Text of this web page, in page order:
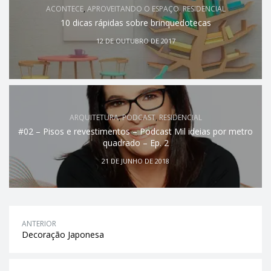
ACONTECE, APROVEITANDO O ESPAÇO,RESIDENCIAL
10 dicas rápidas sobre brinquedotecas
12 DE OUTUBRO DE 2017
ARQUITETURA,PODCAST,RESIDENCIAL
#02 – Pisos e revestimentos – Podcast Mil ideias por metro
quadrado – Ep. 2
21 DE JUNHO DE 2018
ANTERIOR
Decoração Japonesa